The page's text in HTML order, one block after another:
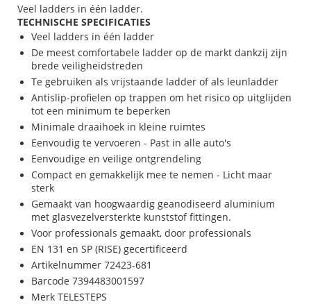
Veel ladders in één ladder.
TECHNISCHE SPECIFICATIES
Veel ladders in één ladder
De meest comfortabele ladder op de markt dankzij zijn
brede veiligheidstreden
Te gebruiken als vrijstaande ladder of als leunladder
Antislip-profielen op trappen om het risico op uitglijden
tot een minimum te beperken
Minimale draaihoek in kleine ruimtes
Eenvoudig te vervoeren - Past in alle auto's
Eenvoudige en veilige ontgrendeling
Compact en gemakkelijk mee te nemen - Licht maar
sterk
Gemaakt van hoogwaardig geanodiseerd aluminium
met glasvezelversterkte kunststof fittingen.
Voor professionals gemaakt, door professionals
EN 131 en SP (RISE) gecertificeerd
Artikelnummer 72423-681
Barcode 7394483001597
Merk TELESTEPS